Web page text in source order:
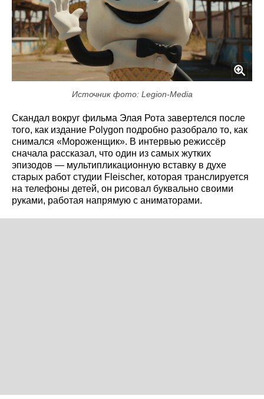
Источник фото: Legion-Media
Скандал вокруг фильма Элая Рота завертелся после
того, как издание Polygon подробно разобрало то, как
снимался «Мороженщик». В интервью режиссёр
сначала рассказал, что один из самых жутких
эпизодов — мультипликационную вставку в духе
старых работ студии Fleischer, которая транслируется
на телефоны детей, он рисовал буквально своими
руками, работая напрямую с аниматорами.